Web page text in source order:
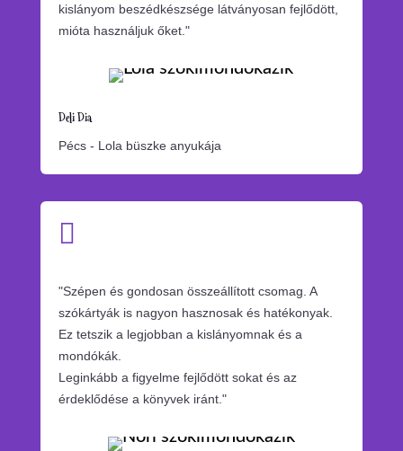
kislányom beszédkészsége látványosan fejlődött,
mióta használjuk őket."
Deli Dia
Pécs - Lola büszke anyukája

"Szépen és gondosan összeállított csomag. A
szókártyák is nagyon hasznosak és hatékonyak.
Ez tetszik a legjobban a kislányomnak és a
mondókák.
Leginkább a figyelme fejlődött sokat és az
érdeklődése a könyvek iránt."